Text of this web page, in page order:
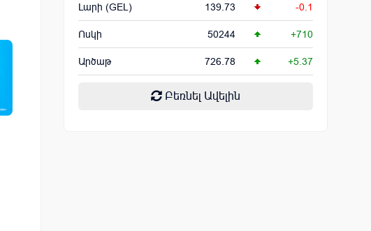
Լարի (GEL) 139.73 -0.1
Ոսկի 50244 +710
Արծաթ 726.78 +5.37
Բեռնել Ավելին